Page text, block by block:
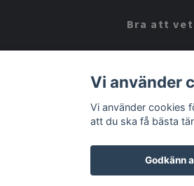
Bra att
Köpvillkor
Vi använder
Vi använder cookies
att du ska få bästa
Godkänn